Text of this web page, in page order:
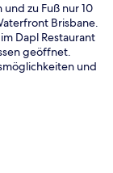
zu Fuß nur 10
Brisbane.
Dapl Restaurant
geöffnet.
und